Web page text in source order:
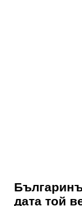
дата той